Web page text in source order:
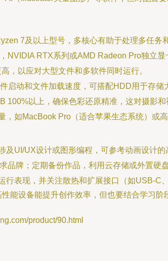
7及以上型号，多核心有助于处理多任务
NVIDIA RTX系列或AMD Radeon Pro独立
，以应对大型文件和多软件同时运行。
启动和文件加载速度，可搭配HDD用于存储
100%以上，确保色彩还原精准，这对摄影和
，如MacBook Pro（适合苹果生态系统）或
UI/UX设计或图形编程，可参考动画设计的
牌；定期备份作品，利用云存储或外置硬盘
表现，并关注散热和扩展接口（如USB-C、
能设备能提升创作效率，但也要结合学习
product/90.html